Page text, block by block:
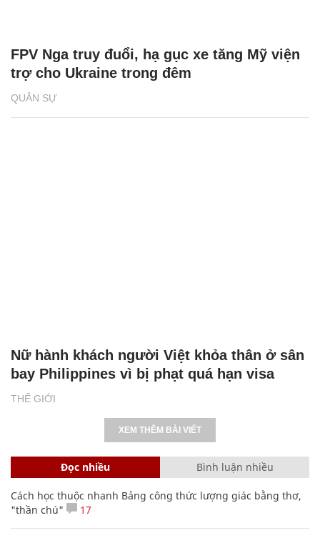
QUÂN SỰ
FPV Nga truy đuổi, hạ gục xe tăng Mỹ viện
trợ cho Ukraine trong đêm
THẾ GIỚI
Nữ hành khách người Việt khỏa thân ở sân
bay Philippines vì bị phạt quá hạn visa
XEM THÊM BÀI VIẾT
Đọc nhiều Bình luận nhiều
Cách học thuộc nhanh Bảng công thức lượng giác bằng thơ,
"thần chú"
17